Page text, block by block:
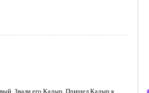
Звали его Кадыр. Пришел Кадыр к